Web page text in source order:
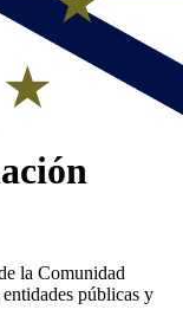
la Comunidad
públicas y